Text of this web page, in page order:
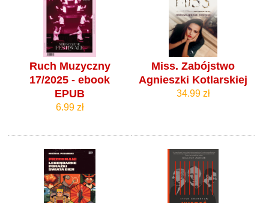
Ruch Muzyczny
17/2025 - ebook
EPUB
6.99 zł
Miss. Zabójstwo
Agnieszki Kotlarskiej
34.99 zł